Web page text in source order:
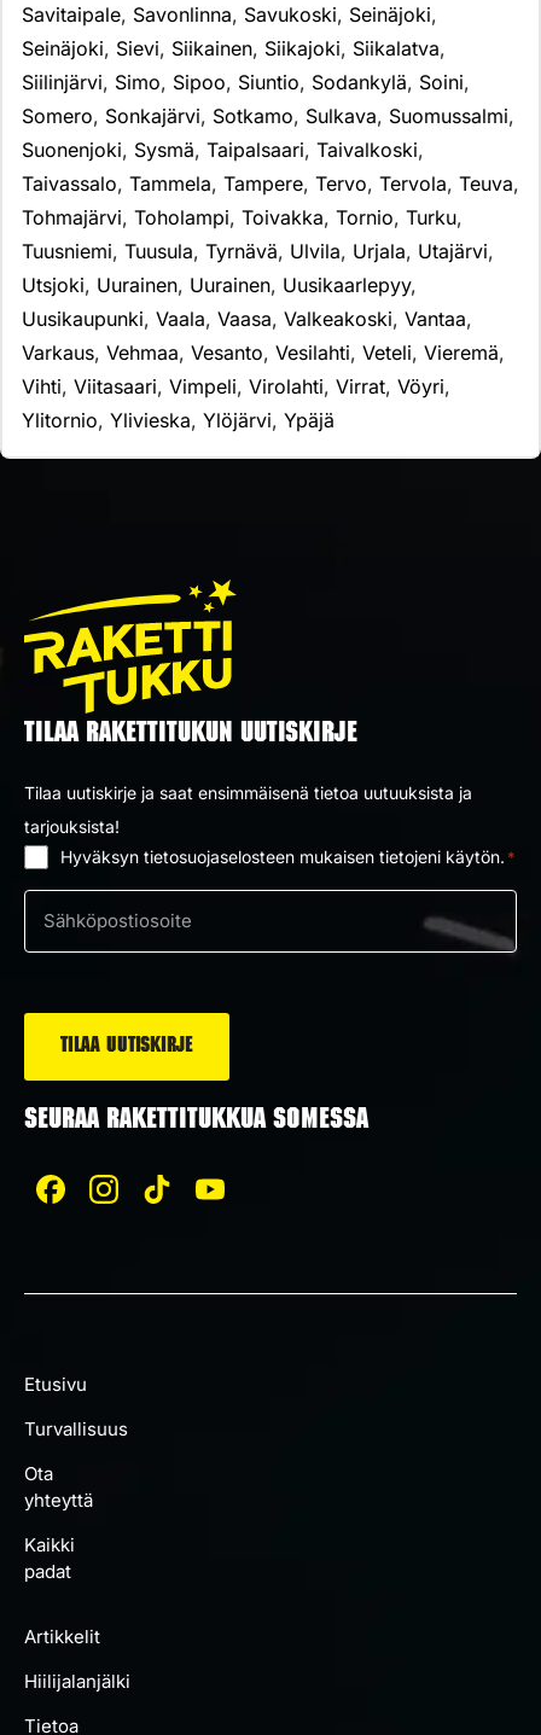
Savitaipale, Savonlinna, Savukoski, Seinäjoki,
Seinäjoki, Sievi, Siikainen, Siikajoki, Siikalatva,
Siilinjärvi, Simo, Sipoo, Siuntio, Sodankylä, Soini,
Somero, Sonkajärvi, Sotkamo, Sulkava, Suomussalmi,
Suonenjoki, Sysmä, Taipalsaari, Taivalkoski,
Taivassalo, Tammela, Tampere, Tervo, Tervola, Teuva,
Tohmajärvi, Toholampi, Toivakka, Tornio, Turku,
Tuusniemi, Tuusula, Tyrnävä, Ulvila, Urjala, Utajärvi,
Utsjoki, Uurainen, Uurainen, Uusikaarlepyy,
Uusikaupunki, Vaala, Vaasa, Valkeakoski, Vantaa,
Varkaus, Vehmaa, Vesanto, Vesilahti, Veteli, Vieremä,
Vihti, Viitasaari, Vimpeli, Virolahti, Virrat, Vöyri,
Ylitornio, Ylivieska, Ylöjärvi, Ypäjä
TILAA RAKETTITUKUN UUTISKIRJE
Tilaa uutiskirje ja saat ensimmäisenä tietoa uutuuksista ja
tarjouksista!
Hyväksyn tietosuojaselosteen mukaisen tietojeni käytön. *
Sähköposti
SEURAA RAKETTITUKKUA SOMESSA
Etusivu
Turvallisuus
Ota
yhteyttä
Kaikki
padat
Artikkelit
Hiilijalanjälki
Tietoa